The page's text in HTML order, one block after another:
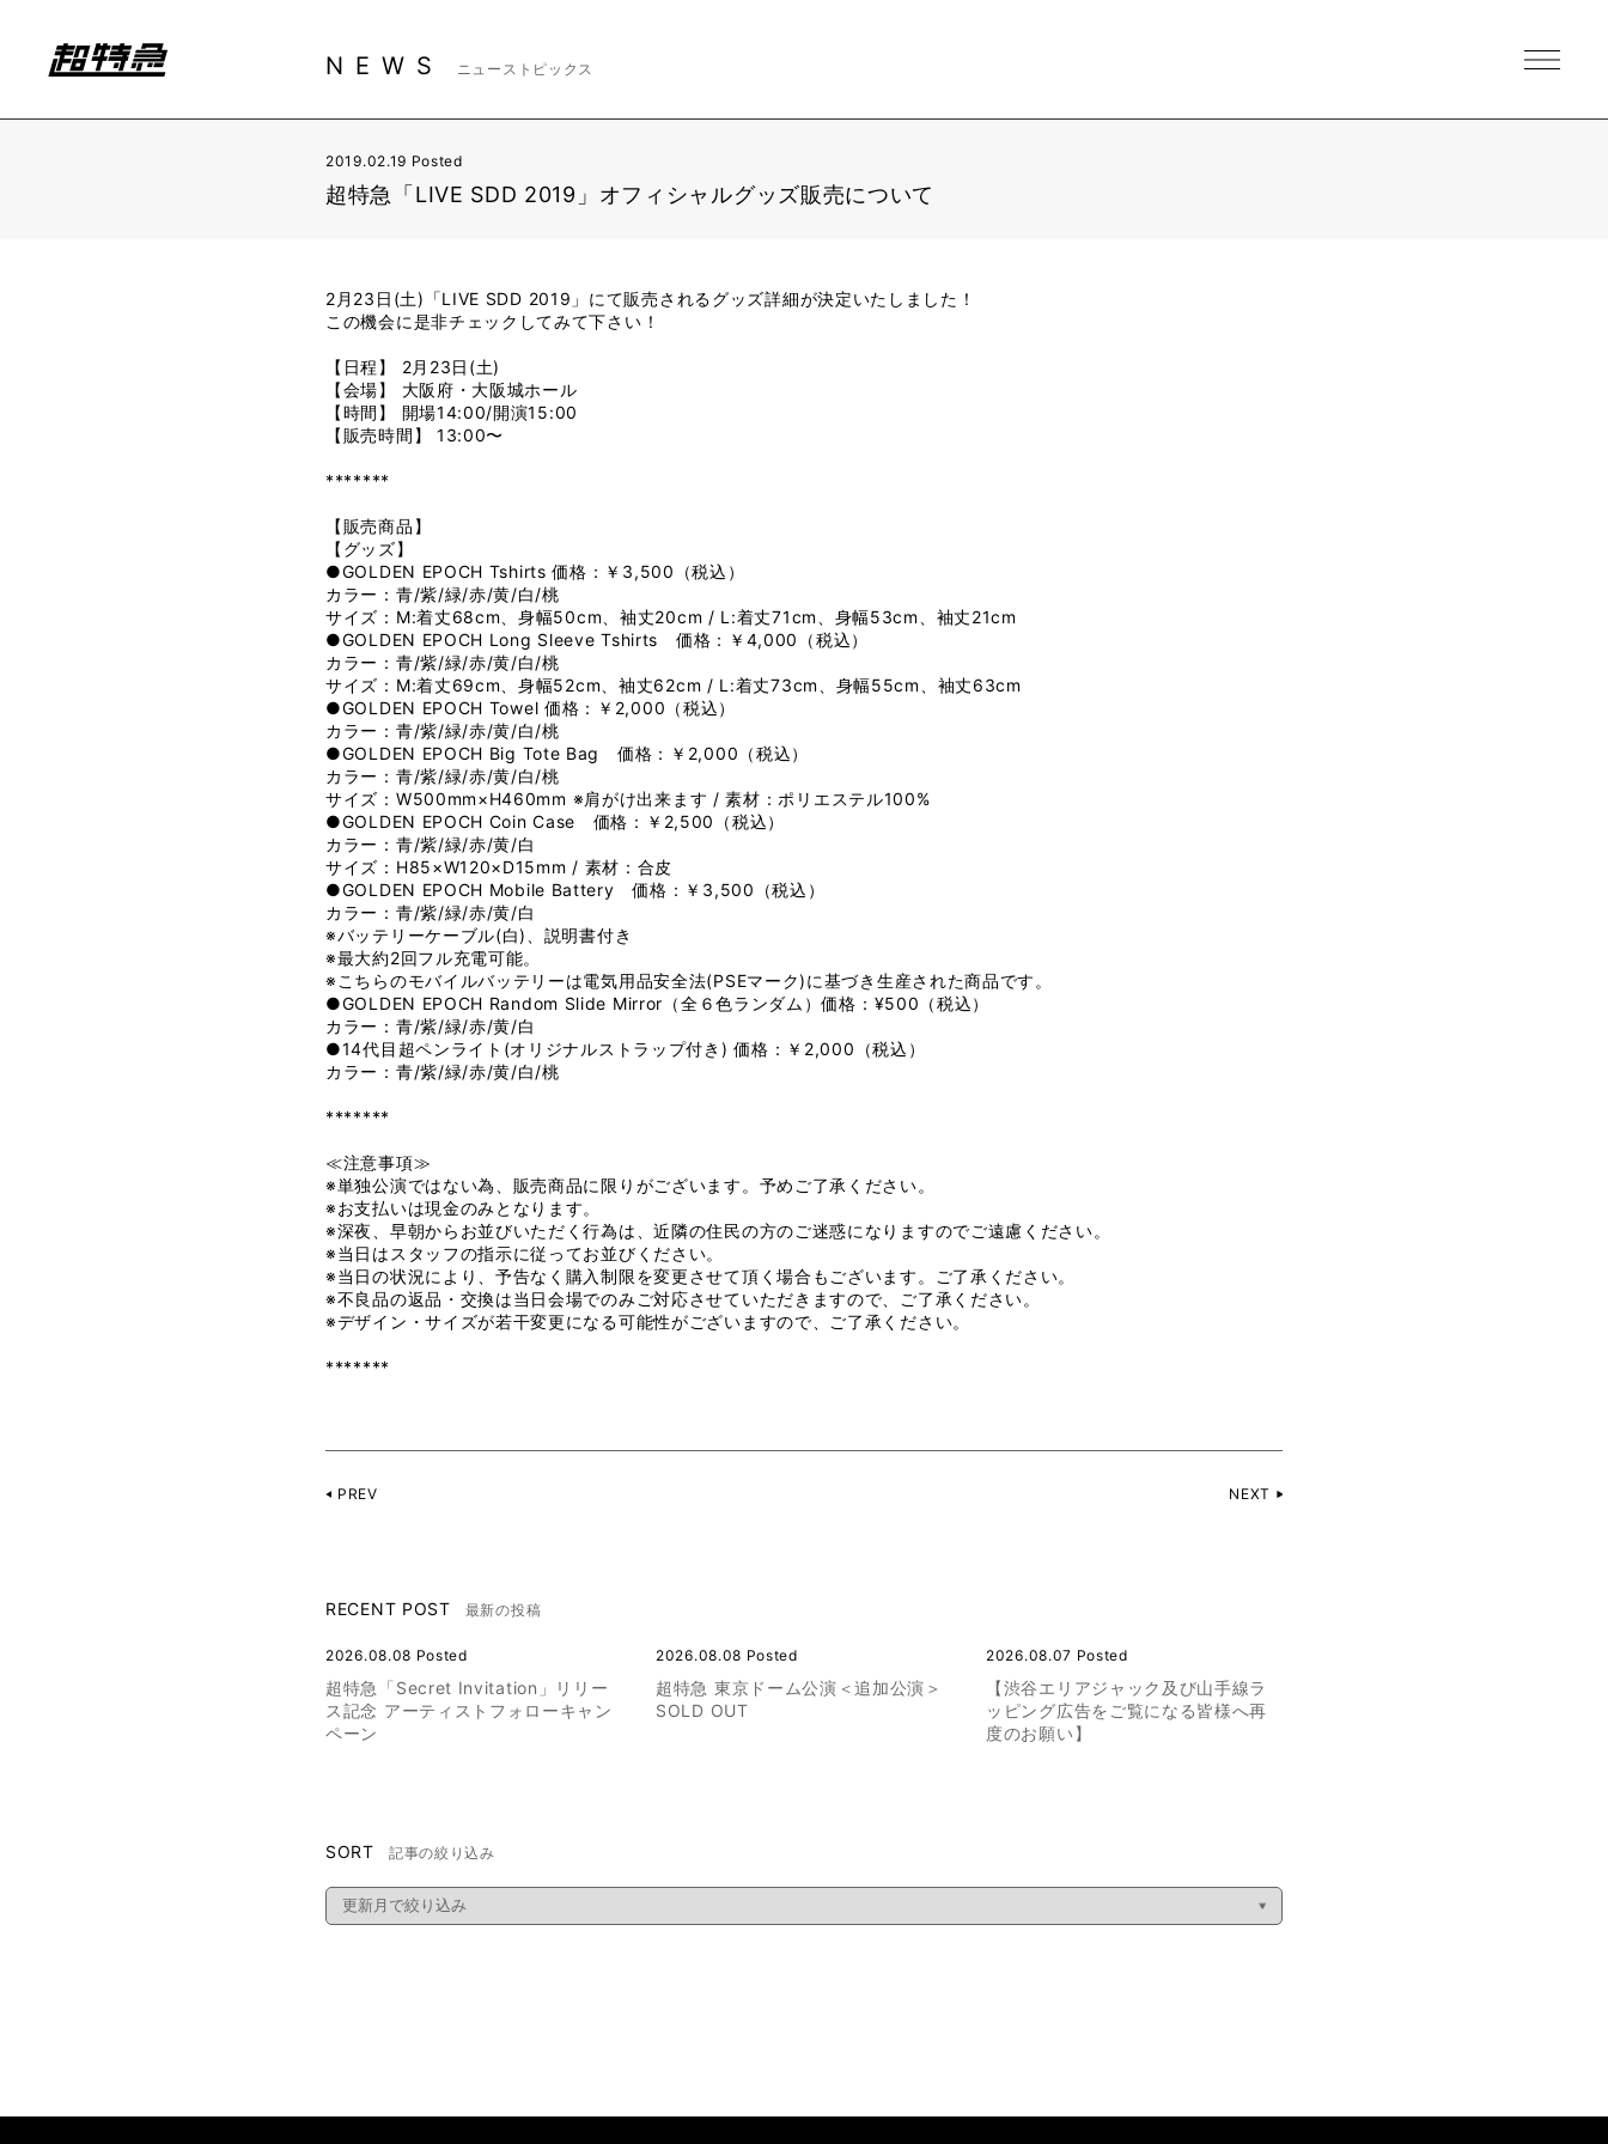
NEWS ニューストピックス
2019.02.19 Posted
超特急「LIVE SDD 2019」オフィシャルグッズ販売について
2月23日(土)「LIVE SDD 2019」にて販売されるグッズ詳細が決定いたしました！
この機会に是非チェックしてみて下さい！
【日程】 2月23日(土)
【会場】 大阪府・大阪城ホール
【時間】 開場14:00/開演15:00
【販売時間】 13:00〜
*******
【販売商品】
【グッズ】
●GOLDEN EPOCH Tshirts 価格：￥3,500（税込）
カラー：青/紫/緑/赤/黄/白/桃
サイズ：M:着丈68cm、身幅50cm、袖丈20cm / L:着丈71cm、身幅53cm、袖丈21cm
●GOLDEN EPOCH Long Sleeve Tshirts 価格：￥4,000（税込）
カラー：青/紫/緑/赤/黄/白/桃
サイズ：M:着丈69cm、身幅52cm、袖丈62cm / L:着丈73cm、身幅55cm、袖丈63cm
●GOLDEN EPOCH Towel 価格：￥2,000（税込）
カラー：青/紫/緑/赤/黄/白/桃
●GOLDEN EPOCH Big Tote Bag 価格：￥2,000（税込）
カラー：青/紫/緑/赤/黄/白/桃
サイズ：W500mm×H460mm ※肩がけ出来ます / 素材：ポリエステル100%
●GOLDEN EPOCH Coin Case 価格：￥2,500（税込）
カラー：青/紫/緑/赤/黄/白
サイズ：H85×W120×D15mm / 素材：合皮
●GOLDEN EPOCH Mobile Battery 価格：￥3,500（税込）
カラー：青/紫/緑/赤/黄/白
※バッテリーケーブル(白)、説明書付き
※最大約2回フル充電可能。
※こちらのモバイルバッテリーは電気用品安全法(PSEマーク)に基づき生産された商品です。
●GOLDEN EPOCH Random Slide Mirror（全６色ランダム）価格：¥500（税込）
カラー：青/紫/緑/赤/黄/白
●14代目超ペンライト(オリジナルストラップ付き) 価格：￥2,000（税込）
カラー：青/紫/緑/赤/黄/白/桃
*******
≪注意事項≫
※単独公演ではない為、販売商品に限りがございます。予めご了承ください。
※お支払いは現金のみとなります。
※深夜、早朝からお並びいただく行為は、近隣の住民の方のご迷惑になりますのでご遠慮ください。
※当日はスタッフの指示に従ってお並びください。
※当日の状況により、予告なく購入制限を変更させて頂く場合もございます。ご了承ください。
※不良品の返品・交換は当日会場でのみご対応させていただきますので、ご了承ください。
※デザイン・サイズが若干変更になる可能性がございますので、ご了承ください。
*******
PREV NEXT
RECENT POST 最新の投稿
2026.08.08 Posted
超特急「Secret Invitation」リリー
ス記念 アーティストフォローキャン
ペーン
2026.08.08 Posted
超特急 東京ドーム公演＜追加公演＞
SOLD OUT
2026.08.07 Posted
【渋谷エリアジャック及び山手線ラ
ッピング広告をご覧になる皆様へ再
度のお願い】
SORT 記事の絞り込み